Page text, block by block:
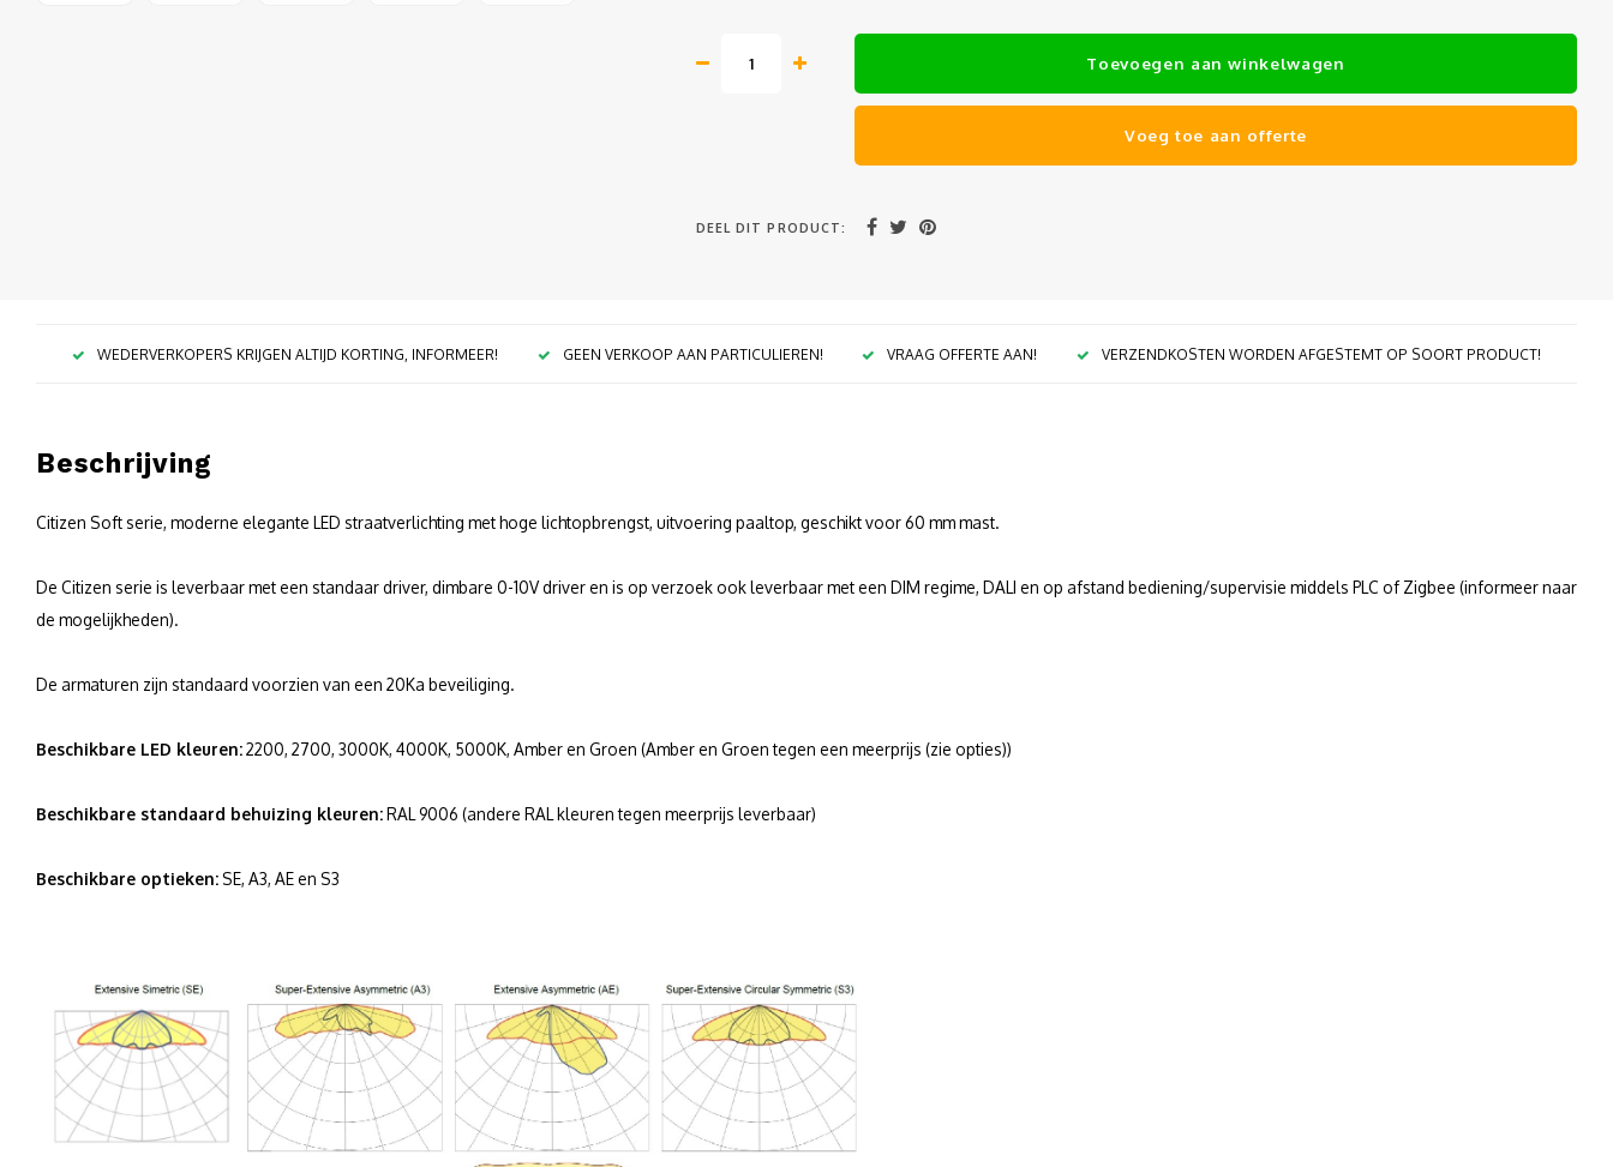
Toevoegen aan winkelwagen
Voeg toe aan offerte
DEEL DIT PRODUCT:
WEDERVERKOPERS KRIJGEN ALTIJD KORTING, INFORMEER! GEEN VERKOOP AAN PARTICULIEREN! VRAAG OFFERTE AAN! VERZENDKOSTEN WORDEN AFGESTEMT OP SOORT PRODUCT!
Beschrijving
Citizen Soft serie, moderne elegante LED straatverlichting met hoge lichtopbrengst, uitvoering paaltop, geschikt voor 60 mm mast.
De Citizen serie is leverbaar met een standaar driver, dimbare 0-10V driver en is op verzoek ook leverbaar met een DIM regime, DALI en op afstand bediening/supervisie middels PLC of Zigbee (informeer naar
de mogelijkheden).
De armaturen zijn standaard voorzien van een 20Ka beveiliging.
Beschikbare LED kleuren:2200, 2700, 3000K, 4000K, 5000K, Amber en Groen (Amber en Groen tegen een meerprijs (zie opties))
Beschikbare standaard behuizing kleuren:RAL 9006 (andere RAL kleuren tegen meerprijs leverbaar)
Beschikbare optieken: SE, A3, AE en S3